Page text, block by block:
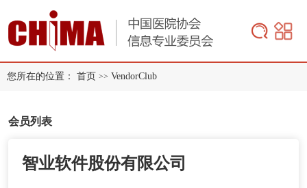
您所在的位置： 首页 >> VendorClub
会员列表
智业软件股份有限公司